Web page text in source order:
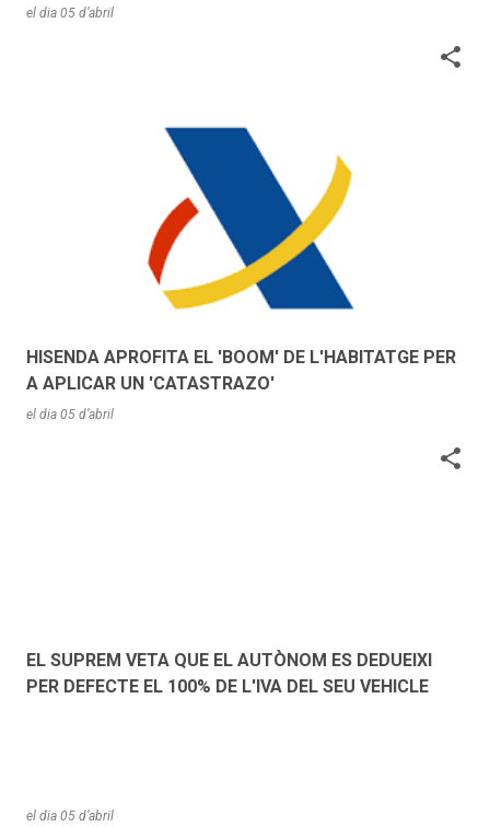
el dia 05 d’abril
HISENDA APROFITA EL 'BOOM' DE L'HABITATGE PER
A APLICAR UN 'CATASTRAZO'
el dia 05 d’abril
EL SUPREM VETA QUE EL AUTÒNOM ES DEDUEIXI
PER DEFECTE EL 100% DE L'IVA DEL SEU VEHICLE
el dia 05 d’abril